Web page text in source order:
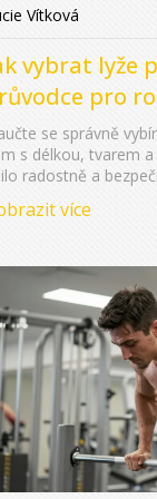
Vítková
vybrat lyže
pro
se správně
s délkou, tvarem
radostně a
více